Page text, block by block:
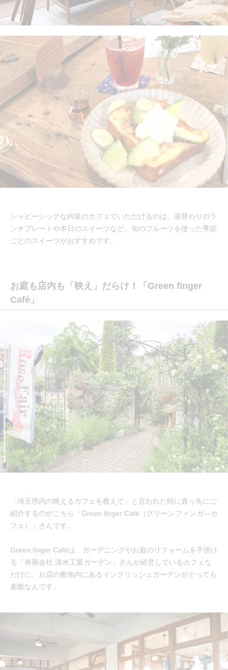
シャビーシックな内装のカフェでいただけるのは、週替わりのラ
ンチプレートや本日のスイーツなど。旬のフルーツを使った季節
ごとのスイーツがおすすめです。
お庭も店内も「映え」だらけ！「Green finger
Café」
「埼玉県内の映えるカフェを教えて」と言われた時に真っ先にご
紹介するのがこちら「Green finger Café（グリーンフィンガ―カ
フェ）」さんです。
Green finger Caféは、ガーデニングやお庭のリフォームを手掛け
る「有限会社 清水工業ガーデン」さんが経営しているカフェな
だけに、お店の敷地内にあるイングリッシュガーデンがとっても
素敵なんです。